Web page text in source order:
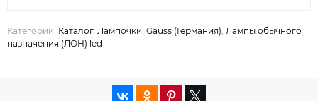
Категории: Каталог, Лампочки, Gauss (Германия), Лампы обычного
назначения (ЛОН) led